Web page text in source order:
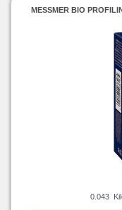
MESSMER BIO
0.043